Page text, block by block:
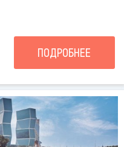
ПОДРОБНЕЕ